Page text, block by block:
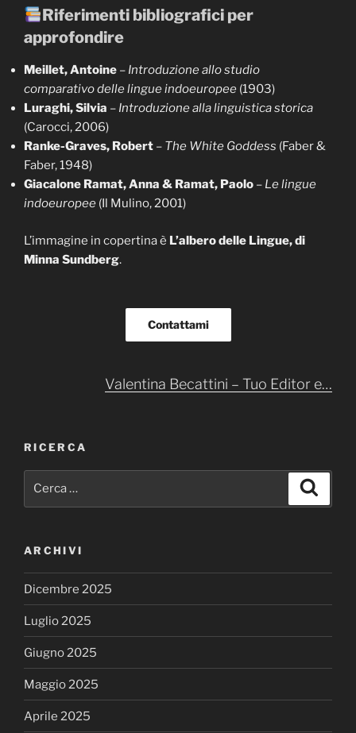
Riferimenti bibliografici per
approfondire
Meillet, Antoine – Introduzione allo studio
comparativo delle lingue indoeuropee (1903)
Luraghi, Silvia – Introduzione alla linguistica storica
(Carocci, 2006)
Ranke-Graves, Robert – The White Goddess (Faber &
Faber, 1948)
Giacalone Ramat, Anna & Ramat, Paolo – Le lingue
indoeuropee (Il Mulino, 2001)
L’immagine in copertina è L’albero delle Lingue, di
Minna Sundberg.
Contattami
Valentina Becattini – Tuo Editor e…
RICERCA
ARCHIVI
Dicembre 2025
Luglio 2025
Giugno 2025
Maggio 2025
Aprile 2025